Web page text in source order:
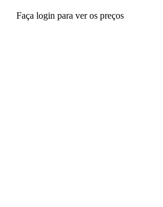
Faça login para ver os preços